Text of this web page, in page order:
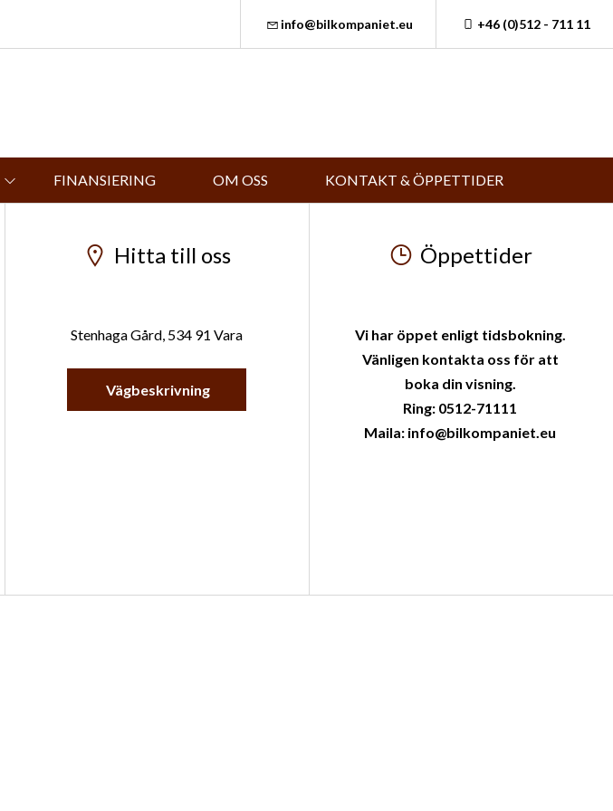
info@bilkompaniet.eu +46 (0)512 - 711 11
FINANSIERING OM OSS KONTAKT & ÖPPETTIDER
Hitta till oss
Stenhaga Gård, 534 91 Vara
Vägbeskrivning
Öppettider
Vi har öppet enligt tidsbokning.
Vänligen kontakta oss för att
boka din visning.
Ring: 0512-71111
Maila: info@bilkompaniet.eu